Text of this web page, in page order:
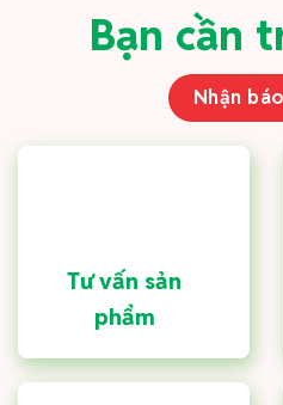
Bạn cần
Nhận
Tư vấn sản
phẩm